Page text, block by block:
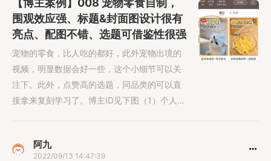
【博主案例】008 宠物零食自制，
围观效应强、标题&封面图设计很有
亮点、配图不错、选题可借鉴性很强
宠物的零食，比人吃的都好，此外宠物出境的
视频，明显数据会好一些，这个小细节可以关
注下。此外，点赞高的选题，同品类的可以直
接拿来复刻学习了。博主ID见下图（1）个人主
阿九
2022/09/13 14:47:39